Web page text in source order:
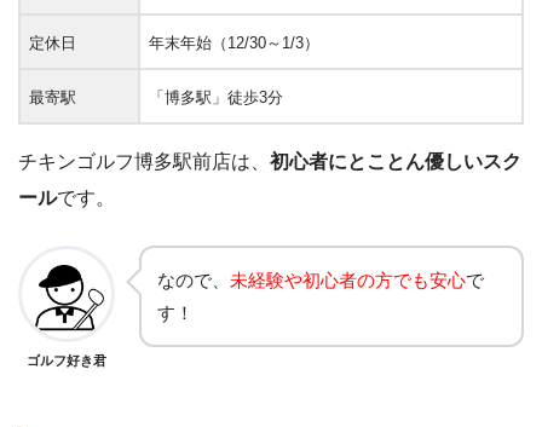
定休日 年末年始（12/30～1/3）
最寄駅 「博多駅」徒歩3分
チキンゴルフ博多駅前店は、 初心者にとことん優しいスク
ールです。
ゴルフ好き君
なので、 未経験や初心者の方でも安心で
す！